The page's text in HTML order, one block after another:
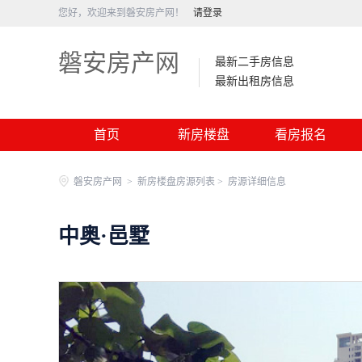
您好，欢迎来到磐安房产网！ 请登录
磐安房产网
最新二手房信息
最新出租房信息
首页 新房楼盘 看房报名
磐安房产网 > 新房楼盘房源列表 > 房源详细信息
中奥·邑墅